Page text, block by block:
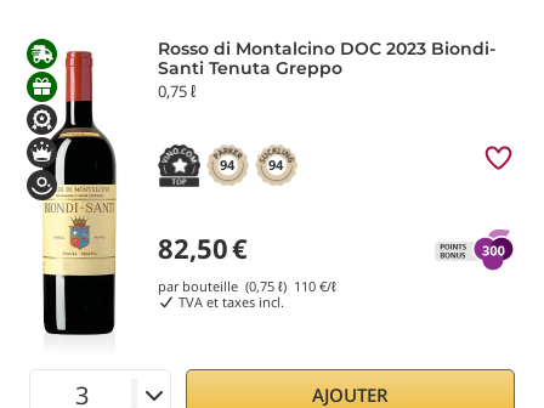
Rosso di Montalcino DOC 2023 Biondi-
Santi Tenuta Greppo
0,75 ℓ
94 94
82,50€
par bouteille (0,75 ℓ) 110 €/ℓ
TVA et taxes incl.
AJOUTER